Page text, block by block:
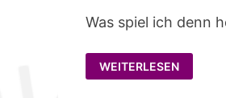
Was spiel ich denn
WAS
SPIEL
ICH
WEITERLESEN